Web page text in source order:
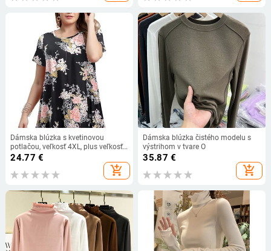
Dámska blúzka s kvetinovou
potlačou, veľkosť 4XL, plus veľkosť,
s krátkym rukávom, ležérne topy,
tričká, voľné, nadrozmerné, dámske
tuniky
24.77 €
add_shopping_cart
Dámska blúzka čistého modelu s
výstrihom v tvare O
35.87 €
add_shopping_cart